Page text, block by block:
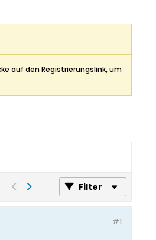
auf den Registrierungslink, um
Filter
#1